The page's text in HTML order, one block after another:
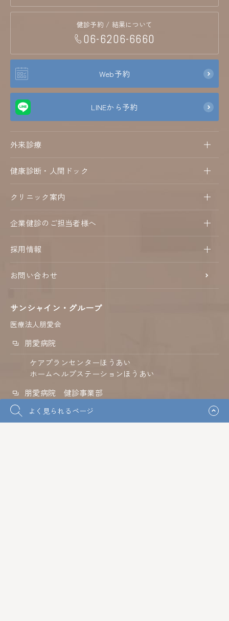
よく見られるページ
健診予約 / 結果について
06-6206-6660
Web予約
LINEから予約
外来診療
健康診断・人間ドック
クリニック案内
企業健診のご担当者様へ
採用情報
お問い合わせ
サンシャイン・グループ
医療法人朋愛会
朋愛病院
ケアプランセンターほうあい
ホームヘルプステーションほうあい
朋愛病院 健診事業部
淀屋橋健診プラザ